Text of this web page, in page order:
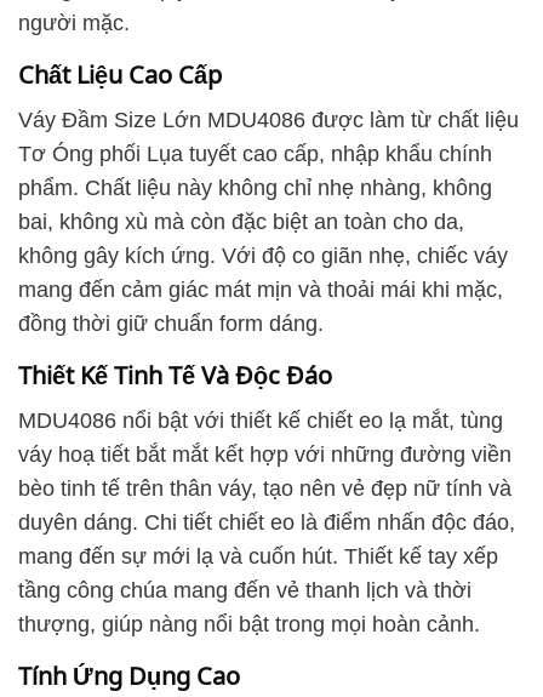
người mặc.
Chất Liệu Cao Cấp
Váy Đầm Size Lớn MDU4086 được làm từ chất liệu
Tơ Óng phối Lụa tuyết cao cấp, nhập khẩu chính
phẩm. Chất liệu này không chỉ nhẹ nhàng, không
bai, không xù mà còn đặc biệt an toàn cho da,
không gây kích ứng. Với độ co giãn nhẹ, chiếc váy
mang đến cảm giác mát mịn và thoải mái khi mặc,
đồng thời giữ chuẩn form dáng.
Thiết Kế Tinh Tế Và Độc Đáo
MDU4086 nổi bật với thiết kế chiết eo lạ mắt, tùng
váy hoạ tiết bắt mắt kết hợp với những đường viền
bèo tinh tế trên thân váy, tạo nên vẻ đẹp nữ tính và
duyên dáng. Chi tiết chiết eo là điểm nhấn độc đáo,
mang đến sự mới lạ và cuốn hút. Thiết kế tay xếp
tầng công chúa mang đến vẻ thanh lịch và thời
thượng, giúp nàng nổi bật trong mọi hoàn cảnh.
Tính Ứng Dụng Cao